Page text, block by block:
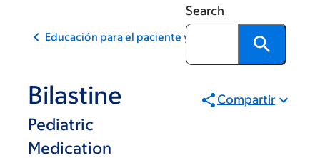
Search
Educación para el paciente y la comunidad
Bilastine
Pediatric
Medication
Compartir